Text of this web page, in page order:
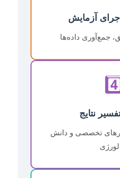
آزمایش
جمع‌آوری داده‌ها
تفسیر نتایج
تخصصی و دانش